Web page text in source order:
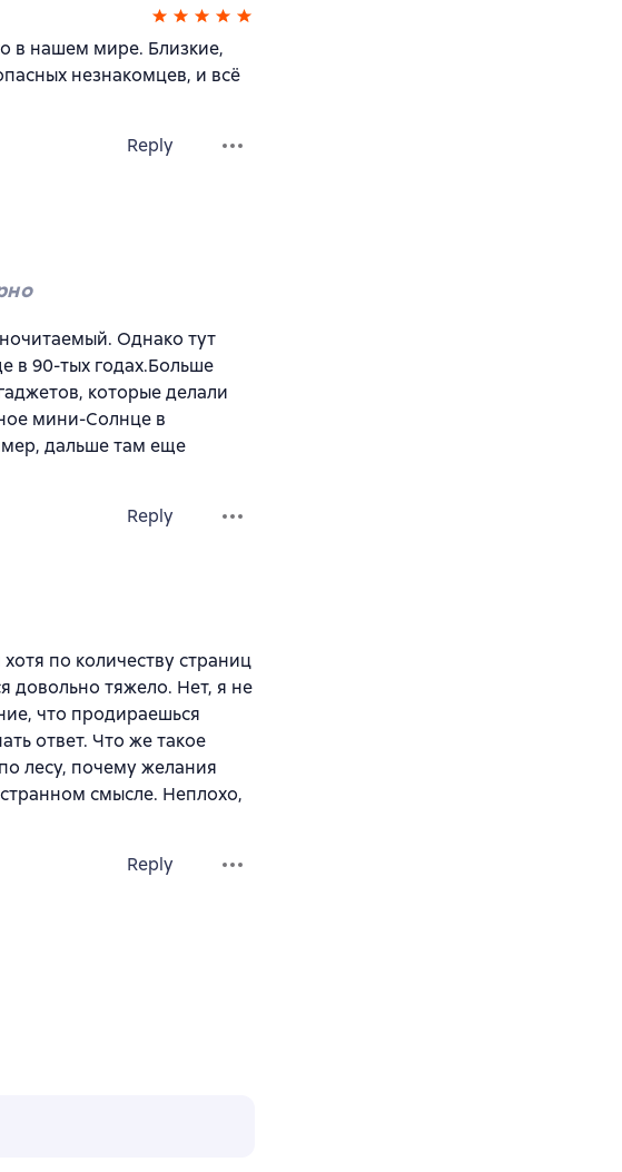
в нашем мире. Близкие,
незнакомцев, и всё
Reply
Однако тут
в 90-тых годах.Больше
которые делали
мини-Солнце в
дальше там еще
Reply
по количеству страниц
довольно тяжело. Нет, я не
что продираешься
ответ. Что же такое
лесу, почему желания
смысле. Неплохо,
Reply